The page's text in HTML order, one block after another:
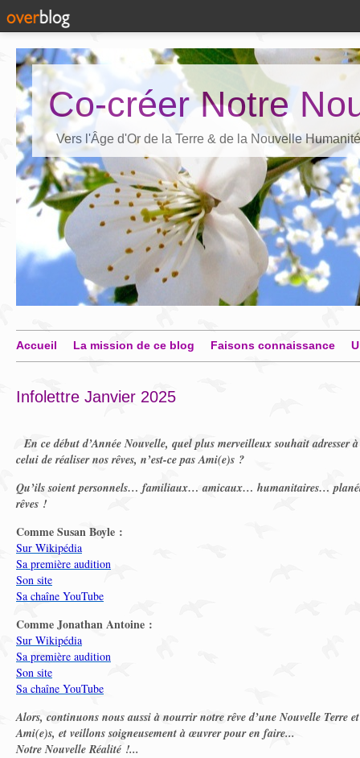
Co-créer Notre
Vers l'Âge d'Or de la Terre & de la Nouvelle Humanité
Accueil La mission de ce blog Faisons connaissance
Infolettre Janvier 2025
En ce début d’Année Nouvelle, quel plus merveilleux souhait adresser
celui de réaliser nos rêves, n’est-ce pas Ami(e)s ?
Qu’ils soient personnels… familiaux… amicaux… humanitaires…
rêves !
Comme Susan Boyle :
Sur Wikipédia
Sa première audition
Son site
Sa chaîne YouTube
Comme Jonathan Antoine :
Sur Wikipédia
Sa première audition
Son site
Sa chaîne YouTube
Alors, continuons nous aussi à nourrir notre rêve d’une Nouvelle Terre
Ami(e)s, et veillons soigneusement à œuvrer pour en faire...
Notre Nouvelle Réalité !...